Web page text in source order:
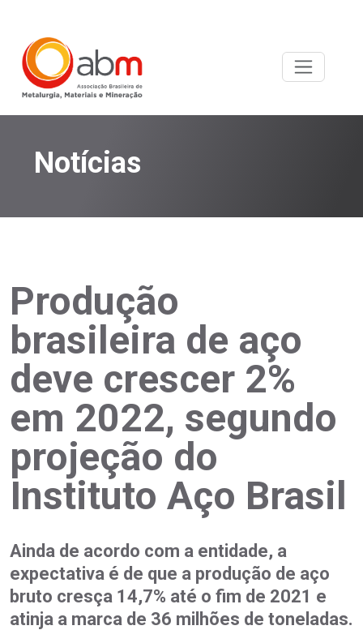
Notícias
Produção
brasileira de aço
deve crescer 2%
em 2022, segundo
projeção do
Instituto Aço Brasil
Ainda de acordo com a entidade, a
expectativa é de que a produção de aço
bruto cresça 14,7% até o fim de 2021 e
atinja a marca de 36 milhões de toneladas.